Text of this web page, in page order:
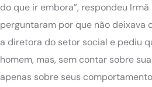
do que ir embora”, respondeu
perguntaram por que não deixava
a diretora do setor social e pediu
homem, mas, sem contar sobre
apenas sobre seus